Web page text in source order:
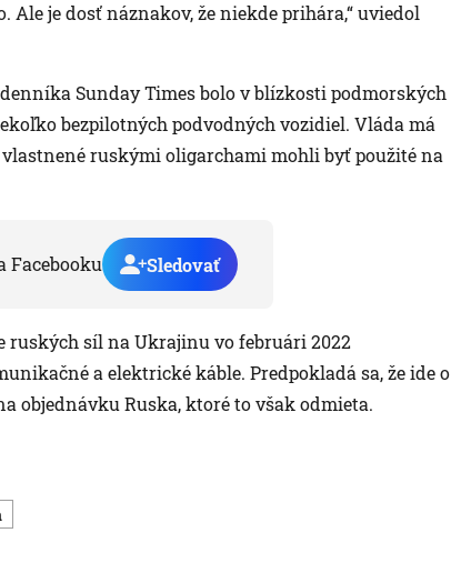
Ale je dosť náznakov, že niekde prihára,“ uviedol
Sunday Times bolo v blízkosti podmorských
bezpilotných podvodných vozidiel. Vláda má
ruskými oligarchami mohli byť použité na
Facebooku Sledovať
síl na Ukrajinu vo februári 2022
a elektrické káble. Predpokladá sa, že ide o
objednávku Ruska, ktoré to však odmieta.